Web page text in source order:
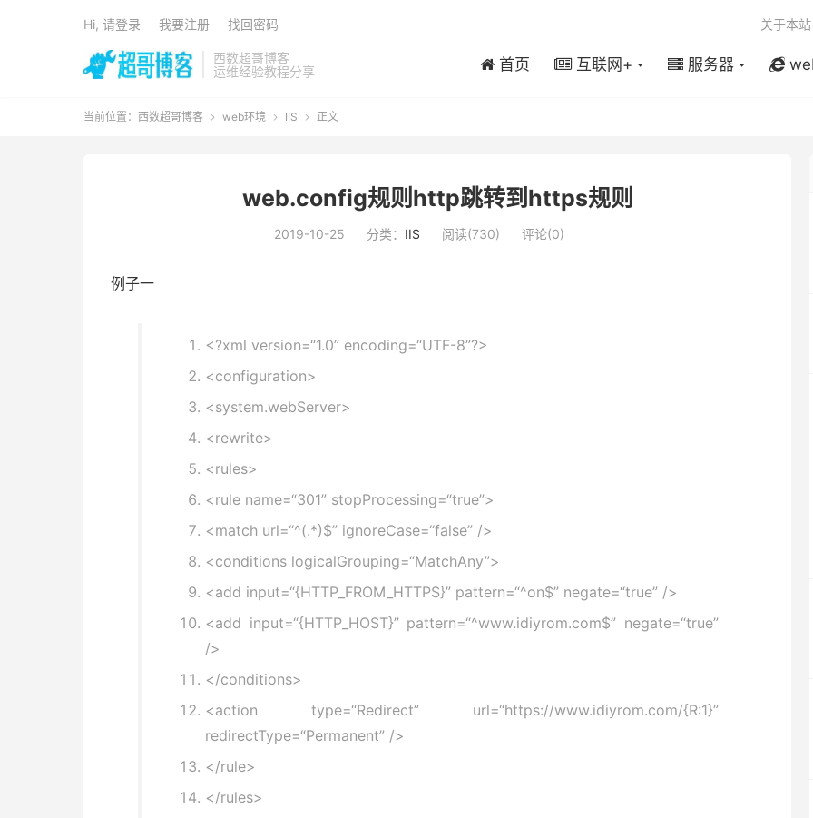
西数超哥博客
运维经验教程分享
首页 互联网+ 服务器
关于本站
Hi, 请登录 我要注册 找回密码
当前位置： 西数超哥博客  web环境  IIS  正文
web.config规则http跳转到https规则
2019-10-25 分类： IIS 阅读(730) 评论(0)
例子一
<?xml version=“1.0” encoding=“UTF-8”?>
<configuration>
<system.webServer>
<rewrite>
<rules>
<rule name=“301” stopProcessing=“true”>
<match url=“^(.*)$” ignoreCase=“false” />
<conditions logicalGrouping=“MatchAny”>
<add input=“{HTTP_FROM_HTTPS}” pattern=“^on$” negate=“true” />
<add input=“{HTTP_HOST}”pattern=“^www.idiyrom.com$” negate=“true”
/>
</conditions>
<action type=“Redirect” url=“https://www.idiyrom.com/{R:1}”
redirectType=“Permanent” />
</rule>
</rules>